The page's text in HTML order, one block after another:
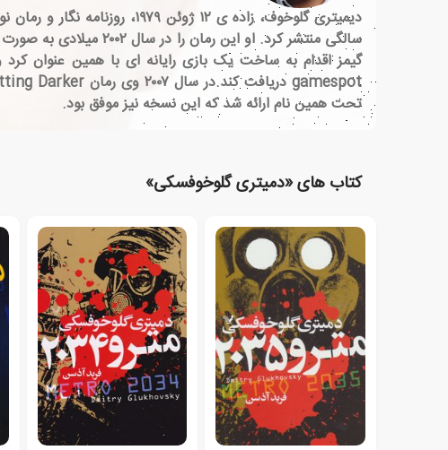
تحت همین نام ارائه شد که این نسخه نیز موفق بود.
کتاب های «دمیتری گلوخوفسکی»